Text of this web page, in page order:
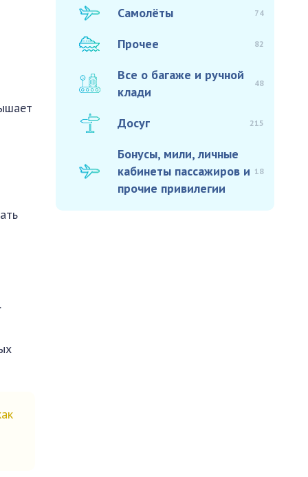
Самолёты 74
Прочее 82
Все о багаже и ручной
клади
48
Досуг 215
Бонусы, мили, личные
кабинеты пассажиров и
прочие привилегии
18